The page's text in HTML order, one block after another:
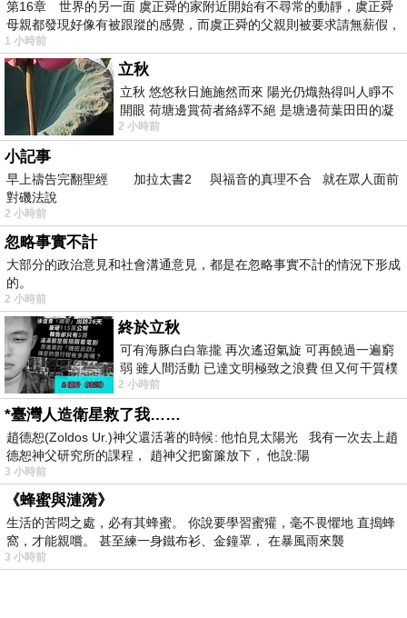
第16章 世界的另一面 虞正舜的家附近開始有不尋常的動靜，虞正舜
母親都發現好像有被跟蹤的感覺，而虞正舜的父親則被要求請無薪假，
1 小時前
立秋
立秋 悠悠秋日施施然而來 陽光仍熾熱得叫人睜不
開眼 荷塘邊賞荷者絡繹不絕 是塘邊荷葉田田的凝
望 風中飄逸的是映日荷花別樣紅
2 小時前
小記事
早上禱告完翻聖經 加拉太書2 與福音的真理不合 就在眾人面前
對磯法說
2 小時前
忽略事實不計
大部分的政治意見和社會溝通意見，都是在忽略事實不計的情況下形成
的。
2 小時前
終於立秋
可有海豚白白靠攏 再次遙迢氣旋 可再饒過一遍窮
弱 雖人間活動 已達文明極致之浪費 但又何干質樸
者 只能白白陪葬
2 小時前
*臺灣人造衛星救了我……
趙德恕(Zoldos Ur.)神父還活著的時候: 他怕見太陽光 我有一次去上趙
德恕神父研究所的課程， 趙神父把窗簾放下， 他說:陽
3 小時前
《蜂蜜與漣漪》
生活的苦悶之處，必有其蜂蜜。 你說要學習蜜獾，毫不畏懼地 直搗蜂
窩，才能親嚐。 甚至練一身鐵布衫、金鐘罩， 在暴風雨來襲
3 小時前